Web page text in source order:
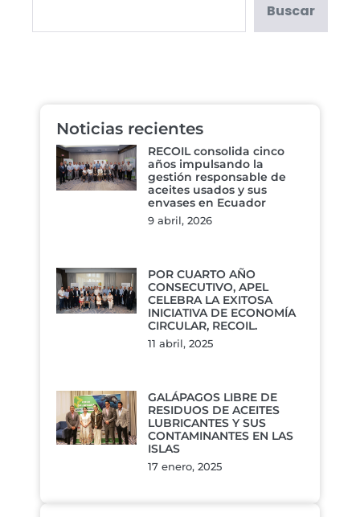
Buscar
Noticias recientes
RECOIL consolida cinco
años impulsando la
gestión responsable de
aceites usados y sus
envases en Ecuador
9 abril, 2026
POR CUARTO AÑO
CONSECUTIVO, APEL
CELEBRA LA EXITOSA
INICIATIVA DE ECONOMÍA
CIRCULAR, RECOIL.
11 abril, 2025
GALÁPAGOS LIBRE DE
RESIDUOS DE ACEITES
LUBRICANTES Y SUS
CONTAMINANTES EN LAS
ISLAS
17 enero, 2025